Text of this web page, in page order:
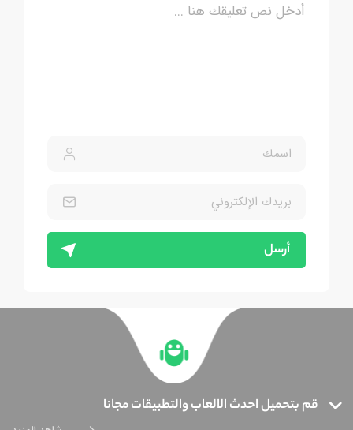
أرسل
قم بتحميل احدث الالعاب والتطبيقات مجانا